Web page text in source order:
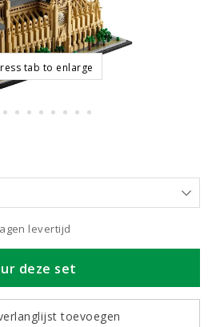
tab to enlarge
levertijd
deze set
toevoegen